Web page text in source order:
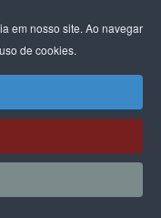
em nosso site. Ao navegar
de cookies.
da